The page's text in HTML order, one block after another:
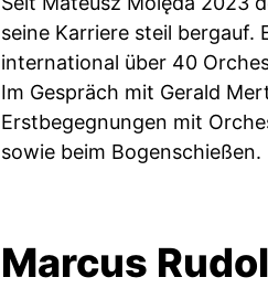
seine Karriere steil
international über 40
Im Gespräch mit Gerald
Erstbegegnungen mit
sowie beim Bogenschießen.
Marcus